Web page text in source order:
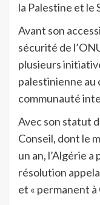
la Palestine et le
Avant son
sécurité de
plusieurs
palestinienne au
communauté
Avec son statut
Conseil, dont le
un an, l’Algérie a
résolution
et « permanent à